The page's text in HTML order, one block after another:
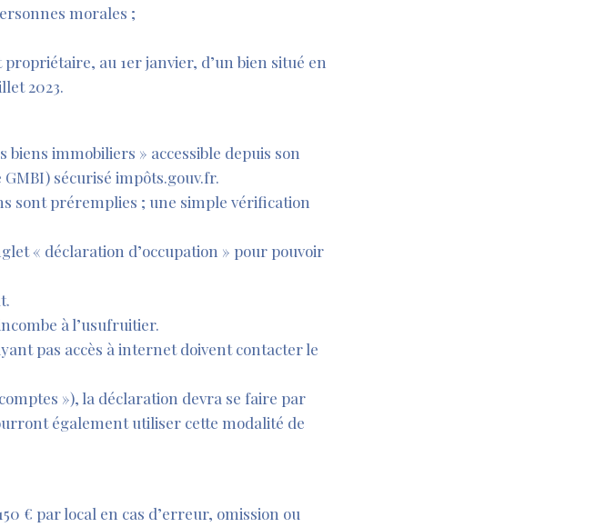
morales ;
propriétaire, au 1er janvier, d’un bien situé en
2023.
biens immobiliers » accessible depuis son
sécurisé impôts.gouv.fr.
sont préremplies ; une simple vérification
« déclaration d’occupation » pour pouvoir
à l’usufruitier.
pas accès à internet doivent contacter le
»), la déclaration devra se faire par
également utiliser cette modalité de
€ par local en cas d’erreur, omission ou